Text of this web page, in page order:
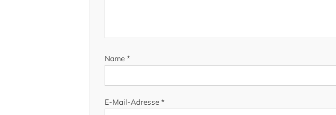
Name *
E-Mail-Adresse *